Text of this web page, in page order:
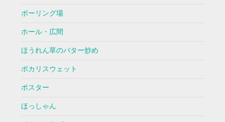
ボーリング場
ホール・広間
ほうれん草のバター炒め
ポカリスウェット
ポスター
ほっしゃん